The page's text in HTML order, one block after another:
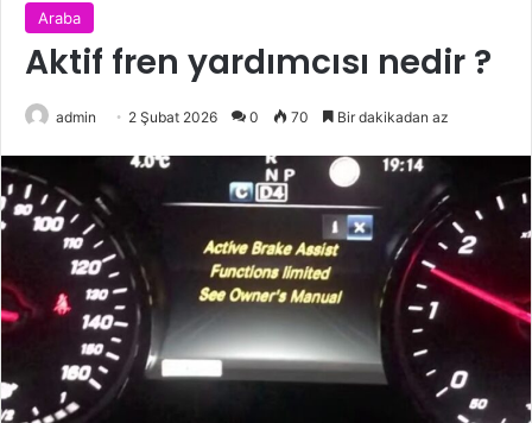
Araba
Aktif fren yardımcısı nedir ?
admin 2 Şubat 2026 0 70 Bir dakikadan az